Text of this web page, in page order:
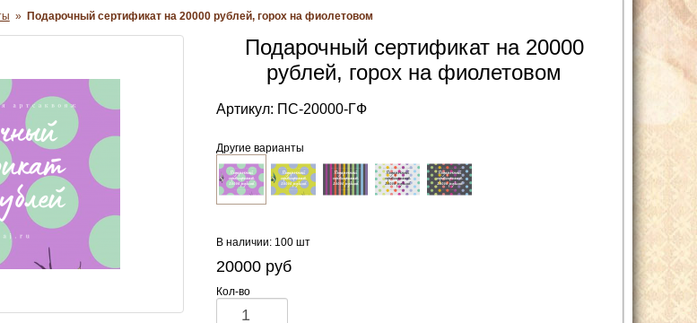
» Подарочный сертификат на 20000 рублей, горох на фиолетовом
Подарочный сертификат на 20000
рублей, горох на фиолетовом
Артикул: ПС-20000-ГФ
Другие варианты
В наличии: 100 шт
20000 руб
Кол-во